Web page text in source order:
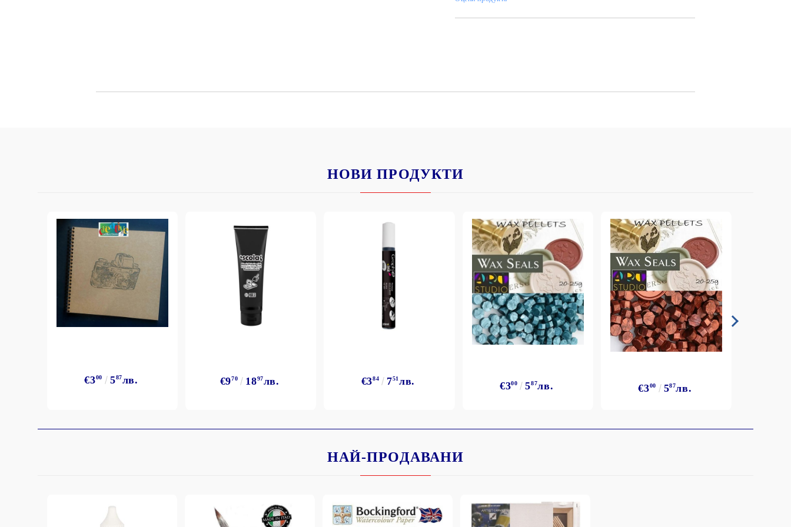
Комплекти и помощни материали за текстил
ТАМПОНИ И МАСТИЛА
VERSAMAGIC - Chalk ink,
Тебеширено мастило
BRILLIANCE - Пигментно мастило
StazON Series - Пигментно мастило
DISTRESS - ДИСТРЕС
VERSAFINE & ARCHIVAL INK -
Super fine pigment & permanent ink
ЕКСКЛУЗИВНИ, АЛКОХОЛНИ и
ДЕКОРАТИВНИ И ПЕЧАТИ ЗА
ХАРТИИ, ЗАГОТОВКИ ЗА
Перлени , Металик , Брокат картони и
хартии
Креативни и ръчни картони и хартии
Креп, тишу, деко велпапе и др.
Цветен и фигурален паус
ЕМБОСИНГ / РЕЛЕФ ТЕХНИКА
Папки за релеф и ембос плочи
НОВИ ПРОДУКТИ
€300 587лв. €970 1897лв. €384 751лв. €300 587лв. €300 587лв.
НАЙ-ПРОДАВАНИ